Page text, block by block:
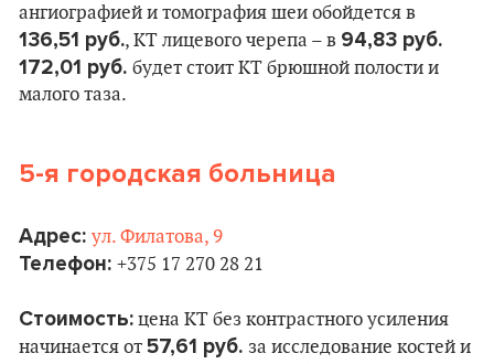
ангиографией и томография шеи обойдется в
136,51 руб., КТ лицевого черепа – в 94,83 руб.
172,01 руб. будет стоит КТ брюшной полости и
малого таза.
5-я городская больница
Адрес: ул. Филатова, 9
Телефон: +375 17 270 28 21
Стоимость: цена КТ без контрастного усиления
начинается от 57,61 руб. за исследование костей и